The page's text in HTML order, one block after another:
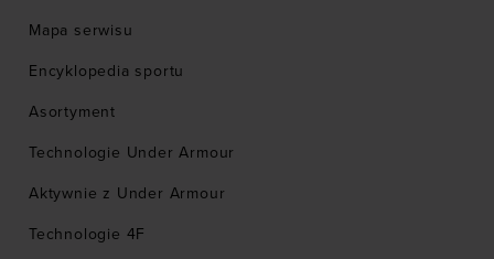
Mapa serwisu
Encyklopedia sportu
Asortyment
Technologie Under Armour
Aktywnie z Under Armour
Technologie 4F